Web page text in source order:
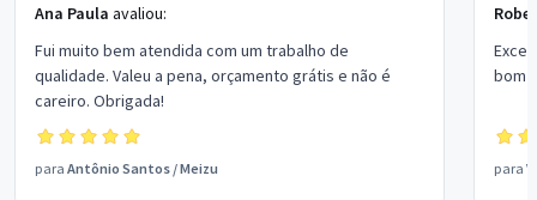
Ana Paula avaliou:
Fui muito bem atendida com um trabalho de
qualidade. Valeu a pena, orçamento grátis e não é
careiro. Obrigada!
para Antônio Santos /Meizu
bom
para